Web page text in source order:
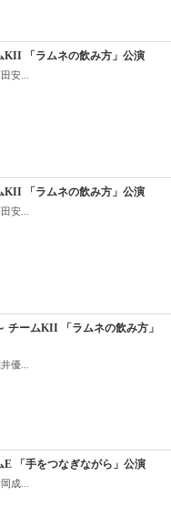
KII 「ラムネの飲み方」公演
安...
KII 「ラムネの飲み方」公演
安...
チームKII 「ラムネの飲み方」
優...
E 「手をつなぎながら」公演
成...